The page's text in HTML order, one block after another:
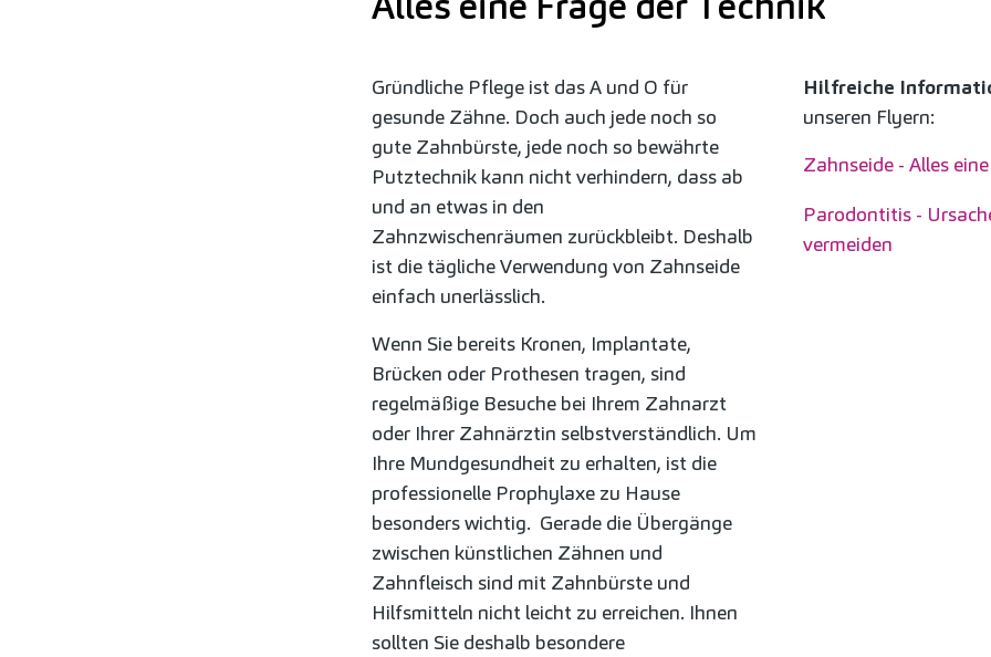
Gründliche Pflege ist das A und O für
gesunde Zähne. Doch auch jede noch so
gute Zahnbürste, jede noch so bewährte
Putztechnik kann nicht verhindern, dass ab
und an etwas in den
Zahnzwischenräumen zurückbleibt. Deshalb
ist die tägliche Verwendung von Zahnseide
einfach unerlässlich.
Wenn Sie bereits Kronen, Implantate,
Brücken oder Prothesen tragen, sind
regelmäßige Besuche bei Ihrem Zahnarzt
oder Ihrer Zahnärztin selbstverständlich. Um
Ihre Mundgesundheit zu erhalten, ist die
professionelle Prophylaxe zu Hause
besonders wichtig. Gerade die Übergänge
zwischen künstlichen Zähnen und
Zahnfleisch sind mit Zahnbürste und
Hilfsmitteln nicht leicht zu erreichen. Ihnen
sollten Sie deshalb besondere
Hilfreiche
unseren Flyern:
Zahnseide - Alles
Parodontitis -
vermeiden